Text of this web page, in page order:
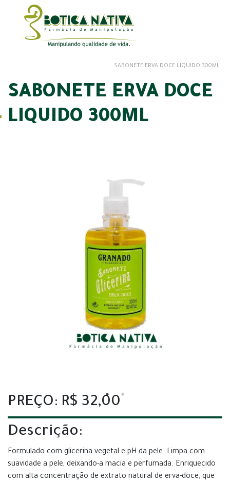
SABONETE ERVA DOCE LIQUIDO 300ML
SABONETE ERVA DOCE
LIQUIDO 300ML
PREÇO: R$ 32,00
Descrição:
Formulado com glicerina vegetal e pH da pele. Limpa com
suavidade a pele, deixando-a macia e perfumada. Enriquecido
com alta concentração de extrato natural de erva-doce, que